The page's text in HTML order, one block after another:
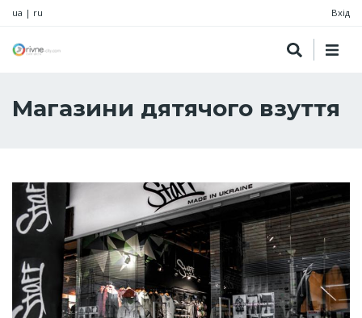
ua | ru Вхід
Магазини дятячого взуття